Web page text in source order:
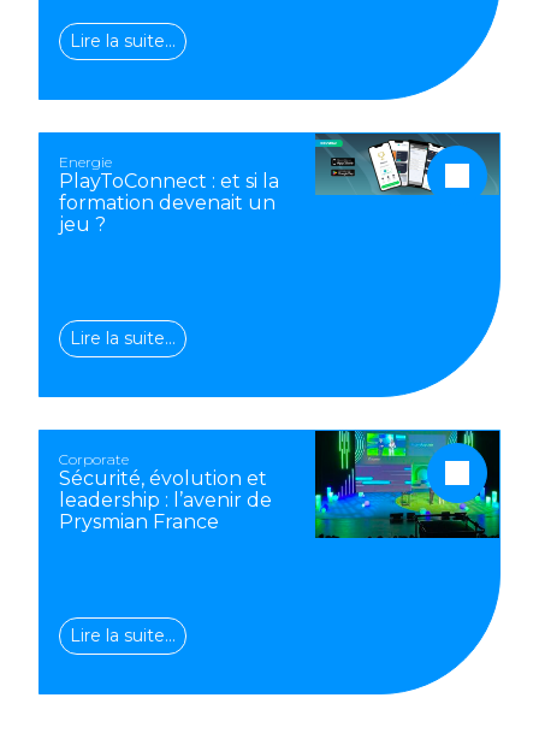
Lire la suite…
Energie
PlayToConnect : et si la
formation devenait un
jeu ?
Lire la suite…
Corporate
Sécurité, évolution et
leadership : l’avenir de
Prysmian France
Lire la suite…